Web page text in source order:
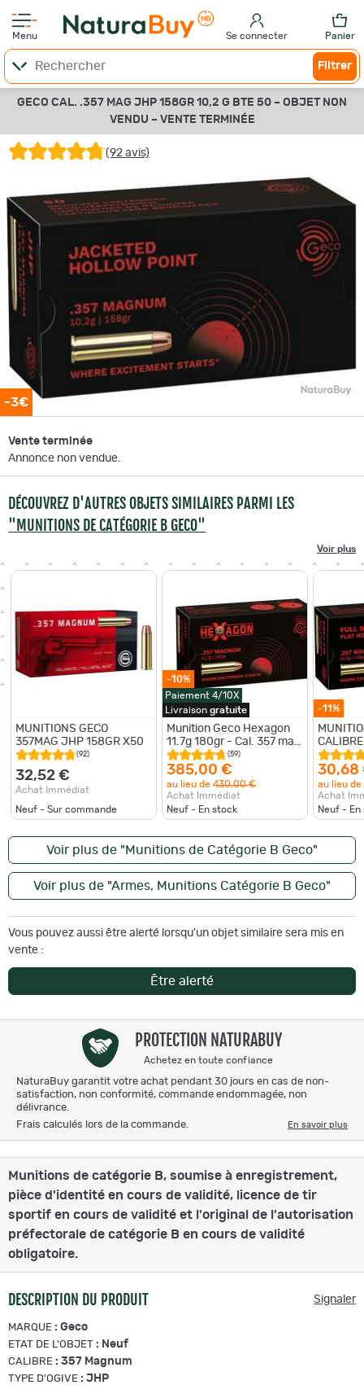
Menu Se connecter Panier
Filtrer
GECO CAL. .357 MAG JHP 158GR 10,2 G BTE 50 – OBJET NON
VENDU – VENTE TERMINÉE
(92 avis)
-3€
Vente terminée
Annonce non vendue.
DÉCOUVREZ D'AUTRES OBJETS SIMILAIRES PARMI LES
"MUNITIONS DE CATÉGORIE B GECO"
Voir plus
MUNITIONS GECO
357MAG JHP 158GR X50
(92)
32,52 €
Achat Immédiat
Neuf - Sur commande
-10%
Paiement 4/10X
Livraison gratuite
Munition Geco Hexagon
11.7g 180gr - Cal. 357 mag
x10 boites
(59)
385,00 €
au lieu de 430,00 €
Achat Immédiat
Neuf - En stock
-11%
GRS
30,68
au lieu de
Achat
Neuf - En
Voir plus de "Munitions de Catégorie B Geco"
Voir plus de "Armes, Munitions Catégorie B Geco"
Vous pouvez aussi être alerté lorsqu'un objet similaire sera mis en
vente :
Être alerté
PROTECTION NATURABUY
Achetez en toute confiance
NaturaBuy garantit votre achat pendant 30 jours en cas de non-
satisfaction, non conformité, commande endommagée, non
délivrance.
Frais calculés lors de la commande.
En savoir plus
Munitions de catégorie B, soumise à enregistrement,
pièce d'identité en cours de validité, licence de tir
sportif en cours de validité et l'original de l'autorisation
préfectorale de catégorie B en cours de validité
obligatoire.
DESCRIPTION DU PRODUIT Signaler
MARQUE : Geco
ETAT DE L'OBJET : Neuf
CALIBRE : 357 Magnum
TYPE D'OGIVE : JHP